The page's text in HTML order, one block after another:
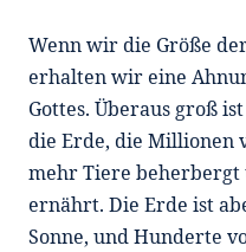
Wenn wir die Größe
erhalten wir eine
Gottes. Überaus groß
die Erde, die Millionen
mehr Tiere beherbergt
ernährt. Die Erde ist
Sonne, und Hunderte